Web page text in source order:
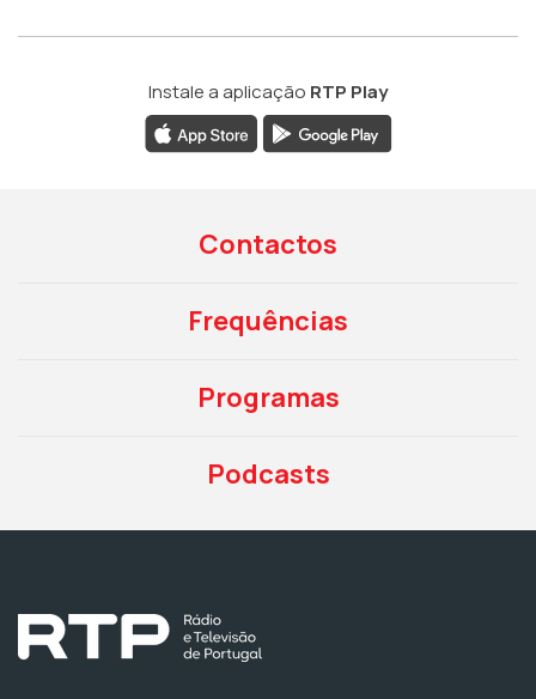
Instale a aplicação RTP Play
Contactos
Frequências
Programas
Podcasts